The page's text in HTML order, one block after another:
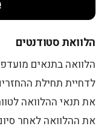
הלוואת סטודנטים
הלוואה בתנאים
לדחיית תחילת
את תנאי ההלוואה
את ההלוואה לאחר